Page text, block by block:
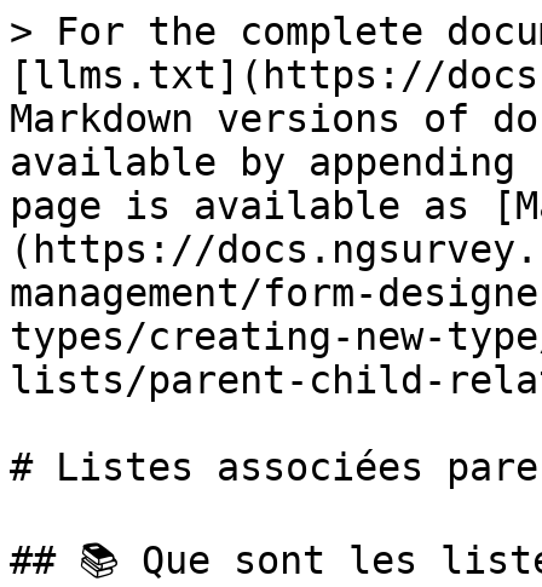
> For the complete
[llms.txt](https://
Markdown versions of
available by
page is available as
(https://
management/form-
types/creating-new-
lists/parent-child-
# Listes associées
## 📚 Que sont les